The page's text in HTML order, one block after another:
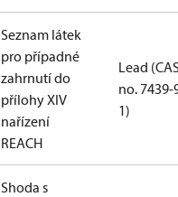
Seznam látek
pro případné
zahrnutí do
přílohy XIV
nařízení
REACH
Lead
no. 7439-
1)
Shoda s